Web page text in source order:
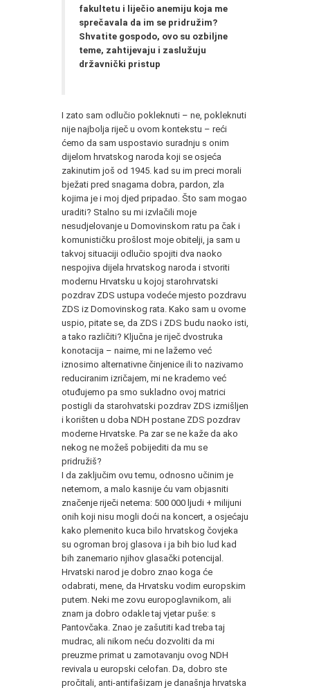
fakultetu i liječio anemiju koja me
sprečavala da im se pridružim?
Shvatite gospodo, ovo su ozbiljne
teme, zahtijevaju i zaslužuju
državnički pristup
I zato sam odlučio pokleknuti – ne, pokleknuti
nije najbolja riječ u ovom kontekstu – reći
ćemo da sam uspostavio suradnju s onim
dijelom hrvatskog naroda koji se osjeća
zakinutim još od 1945. kad su im preci morali
bježati pred snagama dobra, pardon, zla
kojima je i moj djed pripadao. Što sam mogao
uraditi? Stalno su mi izvlačili moje
nesudjelovanje u Domovinskom ratu pa čak i
komunističku prošlost moje obitelji, ja sam u
takvoj situaciji odlučio spojiti dva naoko
nespojiva dijela hrvatskog naroda i stvoriti
modernu Hrvatsku u kojoj starohrvatski
pozdrav ZDS ustupa vodeće mjesto pozdravu
ZDS iz Domovinskog rata. Kako sam u ovome
uspio, pitate se, da ZDS i ZDS budu naoko isti,
a tako različiti? Ključna je riječ dvostruka
konotacija – naime, mi ne lažemo već
iznosimo alternativne činjenice ili to nazivamo
reduciranim izričajem, mi ne krademo već
otuđujemo pa smo sukladno ovoj matrici
postigli da starohvatski pozdrav ZDS izmišljen
i korišten u doba NDH postane ZDS pozdrav
moderne Hrvatske. Pa zar se ne kaže da ako
nekog ne možeš pobijediti da mu se
pridružiš?
I da zaključim ovu temu, odnosno učinim je
netemom, a malo kasnije ću vam objasniti
značenje riječi netema: 500 000 ljudi + milijuni
onih koji nisu mogli doći na koncert, a osjećaju
kako plemenito kuca bilo hrvatskog čovjeka
su ogroman broj glasova i ja bih bio lud kad
bih zanemario njihov glasački potencijal.
Hrvatski narod je dobro znao koga će
odabrati, mene, da Hrvatsku vodim europskim
putem. Neki me zovu europoglavnikom, ali
znam ja dobro odakle taj vjetar puše: s
Pantovčaka. Znao je zašutiti kad treba taj
mudrac, ali nikom neću dozvoliti da mi
preuzme primat u zamotavanju ovog NDH
revivala u europski celofan. Da, dobro ste
pročitali, anti-antifašizam je današnja hrvatska